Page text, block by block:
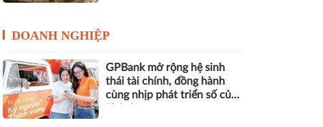
DOANH NGHIỆP
GPBank mở rộng hệ sinh
thái tài chính, đồng hành
cùng nhịp phát triển số của